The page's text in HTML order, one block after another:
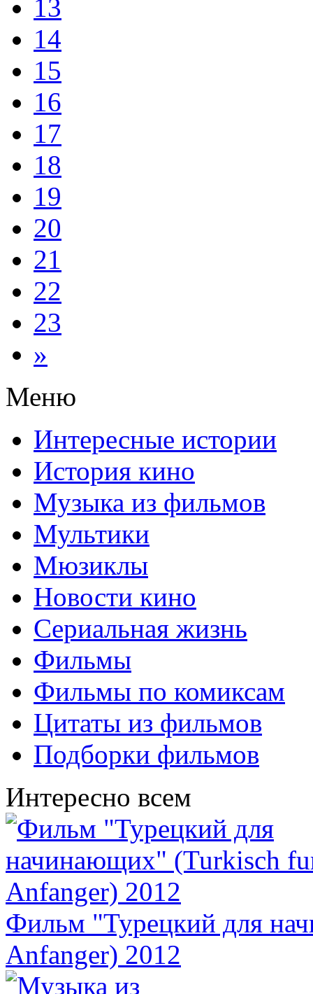
13
14
15
16
17
18
19
20
21
22
23
»
Меню
Интересные истории
История кино
Музыка из фильмов
Мультики
Мюзиклы
Новости кино
Сериальная жизнь
Фильмы
Фильмы по комиксам
Цитаты из фильмов
Подборки фильмов
Интересно всем
Фильм "Турецкий для
Anfanger) 2012